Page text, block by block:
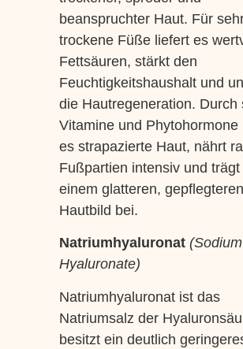
beanspruchter Haut. Für
trockene Füße liefert es
Fettsäuren, stärkt den
Feuchtigkeitshaushalt und
die Hautregeneration. Durch
Vitamine und Phytohormone
es strapazierte Haut, nährt
Fußpartien intensiv und trägt
einem glatteren, gepflegteren
Hautbild bei.
Natriumhyaluronat (Sodium
Hyaluronate)
Natriumhyaluronat ist das
Natriumsalz der
besitzt ein deutlich